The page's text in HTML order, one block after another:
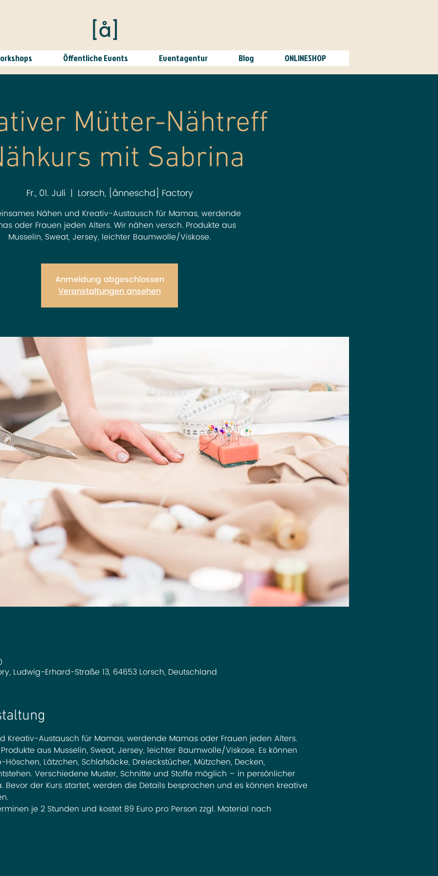
Öffentliche Events Eventagentur Blog ONLINESHOP
Mütter-Nähtreff
mit Sabrina
Fr., 01. Juli
  |
Lorsch, [ånneschd] Factory
Nähen und Kreativ-Austausch für Mamas, werdende
oder Frauen jeden Alters. Wir nähen versch. Produkte aus
Musselin, Sweat, Jersey, leichter Baumwolle/Viskose.
Anmeldung abgeschlossen
Veranstaltungen ansehen
Ludwig-Erhard-Straße 13, 64653 Lorsch, Deutschland
Kreativ-Austausch für Mamas, werdende Mamas oder Frauen jeden Alters.
aus Musselin, Sweat, Jersey, leichter Baumwolle/Viskose. Es können
Lätzchen, Schlafsäcke, Dreieckstücher, Mützchen, Decken,
Verschiedene Muster, Schnitte und Stoffe möglich – in persönlicher
Bevor der Kurs startet, werden die Details besprochen und es können kreative
je 2 Stunden und kostet 89 Euro pro Person zzgl. Material nach